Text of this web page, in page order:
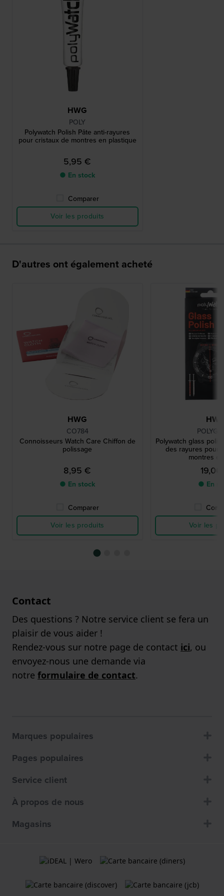
HWG
POLY
Polywatch Polish Pâte anti-rayures
pour cristaux de montres en plastique
5,95 €
● En stock
Comparer
Voir les produits
D'autres ont également acheté
HWG
CO784
Connoisseurs Watch Care Chiffon de
polissage
8,95 €
● En stock
Comparer
Voir les produits
Polywatch glass
des rayures pour
montres
● En
Voir les
Contact
Des questions ? Notre service client se fera un
plaisir de vous aider !
Rendez-vous sur notre page de contact ici, ou
envoyez-nous une demande via
notre formulaire de contact.
Marques populaires
Pages populaires
Service client
À propos de nous
Magasins